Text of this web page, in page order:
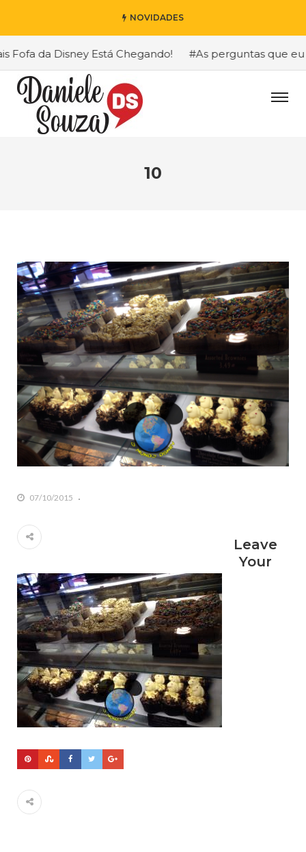
NOVIDADES
da Disney Está Chegando! #As perguntas que eu
10
07/10/2015
Leave
Your